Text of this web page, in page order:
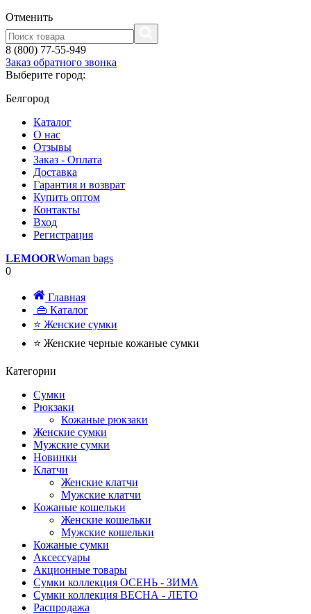
Отменить
8 (800) 77-55-949
Заказ обратного звонка
Выберите город:
Белгород
Каталог
О нас
Отзывы
Заказ - Оплата
Доставка
Гарантия и возврат
Купить оптом
Контакты
Вход
Регистрация
LEMOORWoman bags
0
Главная
👜 Каталог
⭐ Женские сумки
⭐ Женские черные кожаные сумки
Категории
Сумки
Рюкзаки
Кожаные рюкзаки
Женские сумки
Мужские сумки
Новинки
Клатчи
Женские клатчи
Мужские клатчи
Кожаные кошельки
Женские кошельки
Мужские кошельки
Кожаные сумки
Аксессуары
Акционные товары
Сумки коллекция ОСЕНЬ - ЗИМА
Сумки коллекция ВЕСНА - ЛЕТО
Распродажа